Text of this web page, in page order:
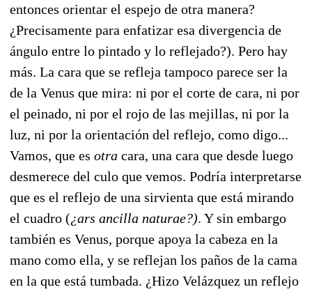
entonces orientar el espejo de otra manera?
¿Precisamente para enfatizar esa divergencia de
ángulo entre lo pintado y lo reflejado?). Pero hay
más. La cara que se refleja tampoco parece ser la
de la Venus que mira: ni por el corte de cara, ni por
el peinado, ni por el rojo de las mejillas, ni por la
luz, ni por la orientación del reflejo, como digo...
Vamos, que es otra cara, una cara que desde luego
desmerece del culo que vemos. Podría interpretarse
que es el reflejo de una sirvienta que está mirando
el cuadro (¿ars ancilla naturae?). Y sin embargo
también es Venus, porque apoya la cabeza en la
mano como ella, y se reflejan los paños de la cama
en la que está tumbada. ¿Hizo Velázquez un reflejo